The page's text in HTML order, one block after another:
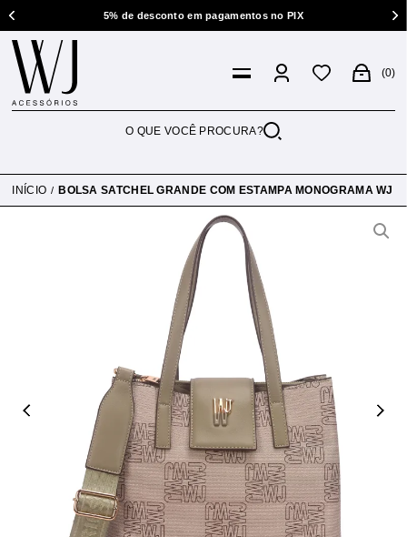
5% de desconto em pagamentos no PIX
0
INÍCIO BOLSA SATCHEL GRANDE COM ESTAMPA MONOGRAMA WJ